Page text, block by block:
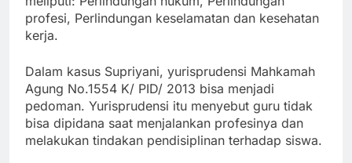
profesi, Perlindungan keselamatan dan kesehatan
kerja.
Dalam kasus Supriyani, yurisprudensi Mahkamah
Agung No.1554 K/ PID/ 2013 bisa menjadi
pedoman. Yurisprudensi itu menyebut guru tidak
bisa dipidana saat menjalankan profesinya dan
melakukan tindakan pendisiplinan terhadap siswa.